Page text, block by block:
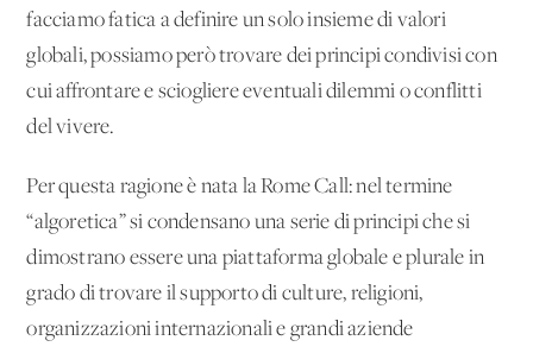
facciamo fatica a definire un solo insieme di valori
globali, possiamo però trovare dei principi condivisi con
cui affrontare e sciogliere eventuali dilemmi o conflitti
del vivere.
Per questa ragione è nata la Rome Call: nel termine
“algoretica” si condensano una serie di principi che si
dimostrano essere una piattaforma globale e plurale in
grado di trovare il supporto di culture, religioni,
organizzazioni internazionali e grandi aziende